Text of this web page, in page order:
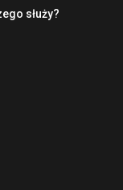
służy?